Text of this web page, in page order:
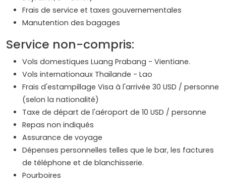
Frais de service et taxes gouvernementales
Manutention des bagages
Service non-compris:
Vols domestiques Luang Prabang - Vientiane.
Vols internationaux Thaïlande - Lao
Frais d'estampillage Visa à l'arrivée 30 USD / personne
(selon la nationalité)
Taxe de départ de l'aéroport de 10 USD / personne
Repas non indiqués
Assurance de voyage
Dépenses personnelles telles que le bar, les factures
de téléphone et de blanchisserie.
Pourboires